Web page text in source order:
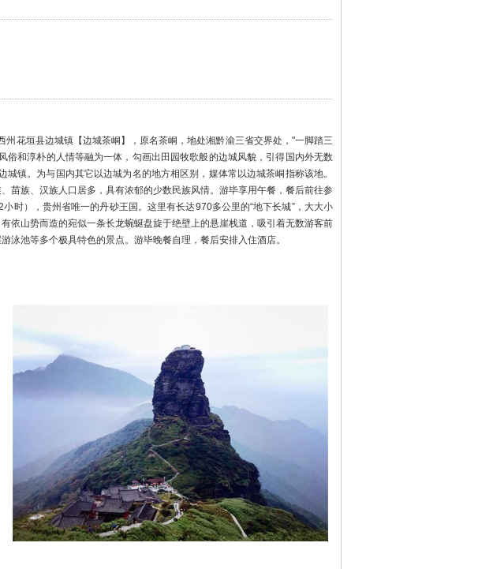
花垣县边城镇【边城茶峒】，原名茶峒，地处湘黔渝三省交界处，"一脚踏三
和淳朴的人情等融为一体，勾画出田园牧歌般的边城风貌，引得国内外无数
镇。为与国内其它以边城为名的地方相区别，媒体常以边城茶峒指称该地。
苗族、汉族人口居多，具有浓郁的少数民族风情。游毕享用午餐，餐后前往参
），贵州省唯一的丹砂王国。这里有长达970多公里的“地下长城”，大大小
依山势而造的宛似一条长龙蜿蜒盘旋于绝壁上的悬崖栈道，吸引着无数游客前
池等多个极具特色的景点。游毕晚餐自理，餐后安排入住酒店。